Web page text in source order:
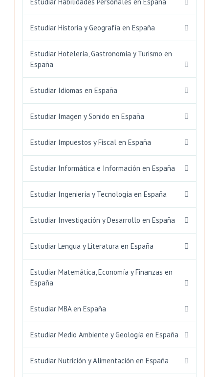
Estudiar Historia y Geografía en España
Estudiar Hotelería, Gastronomía y Turismo en
España
Estudiar Idiomas en España
Estudiar Imagen y Sonido en España
Estudiar Impuestos y Fiscal en España
Estudiar Informática e Información en España
Estudiar Ingeniería y Tecnología en España
Estudiar Investigación y Desarrollo en España
Estudiar Lengua y Literatura en España
Estudiar Matemática, Economía y Finanzas en
España
Estudiar MBA en España
Estudiar Medio Ambiente y Geología en España
Estudiar Nutrición y Alimentación en España